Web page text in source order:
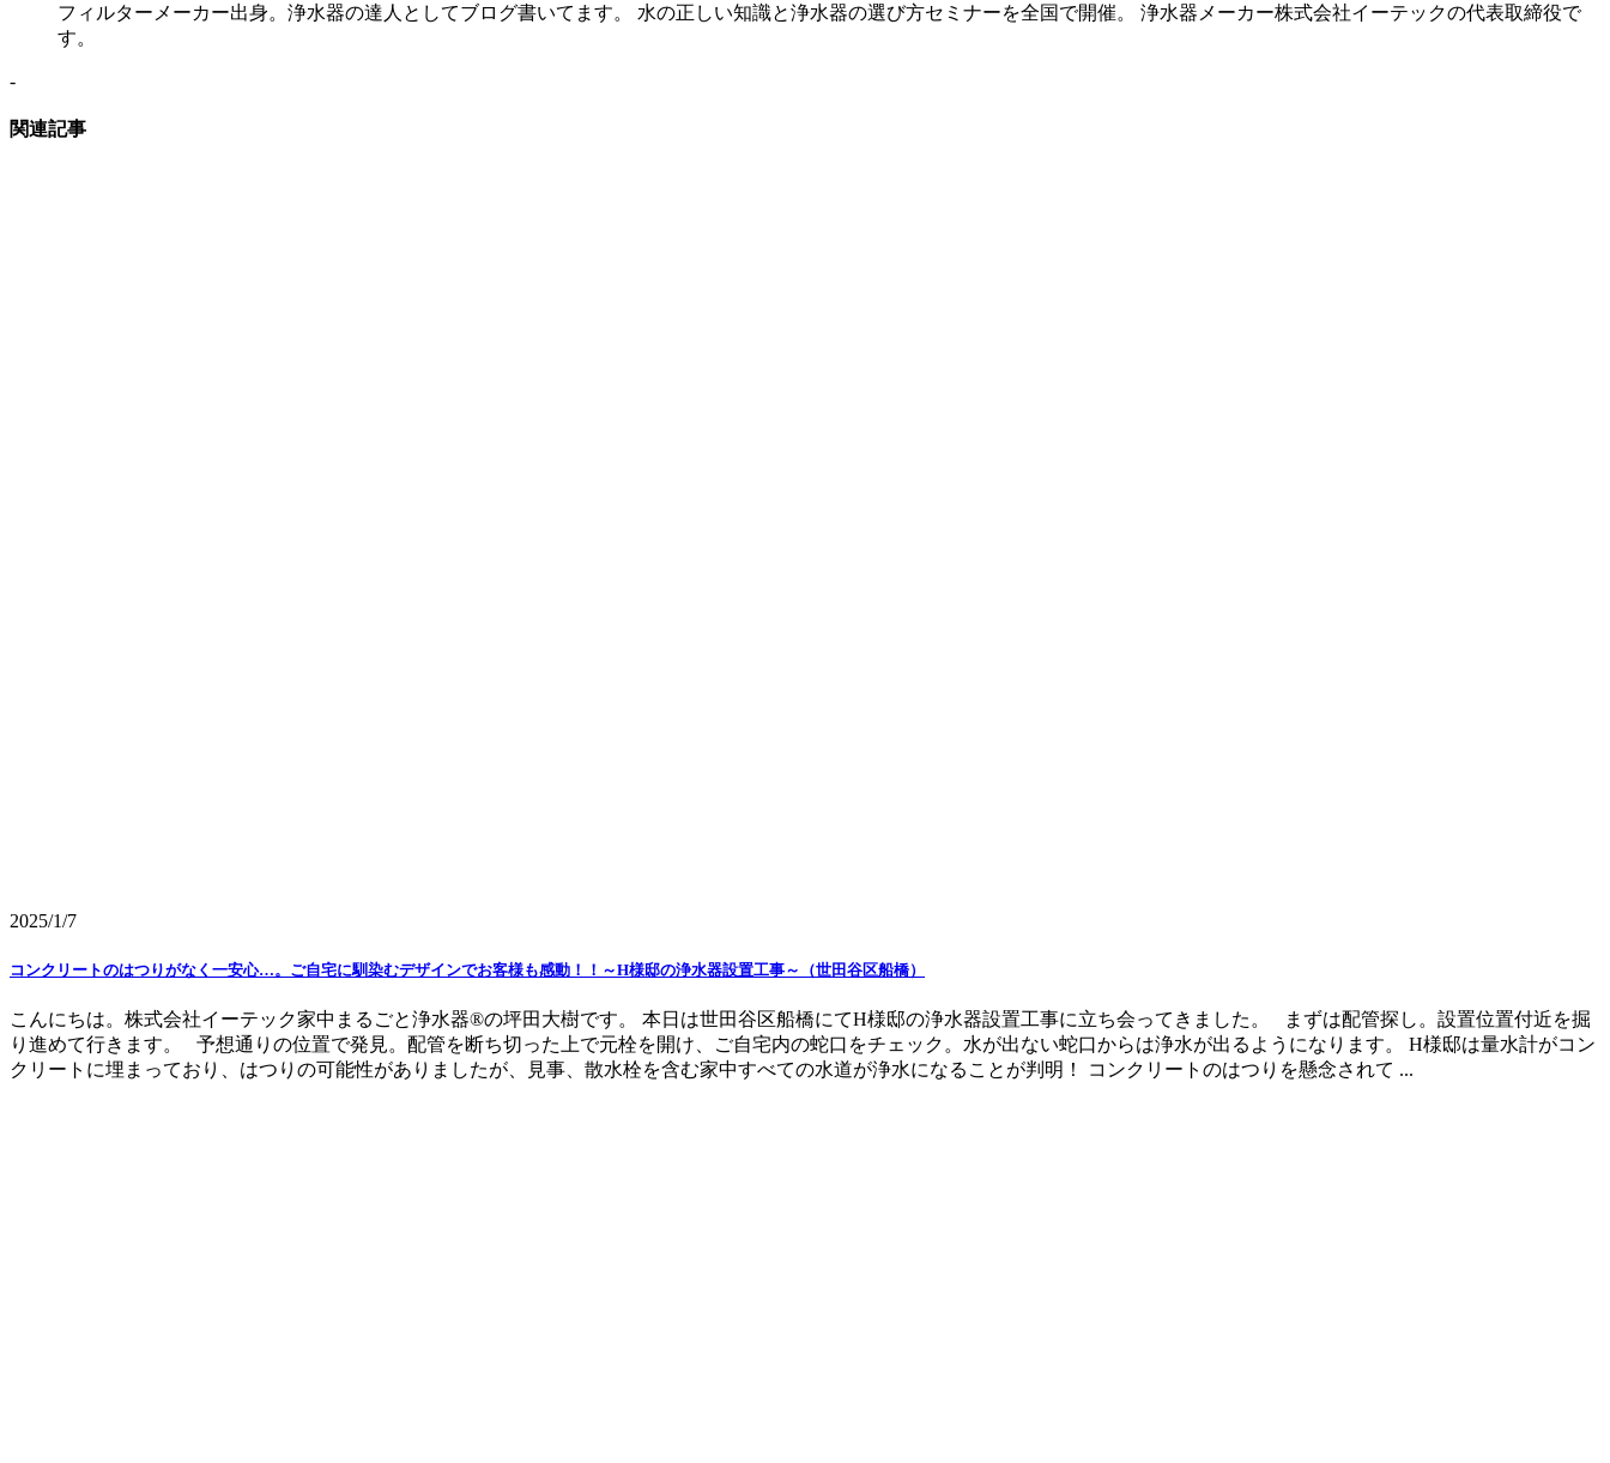
フィルターメーカー出身。浄水器の達人としてブログ書いてます。 水の正しい知識と浄水器の選び方セミナーを全国で開催。 浄水器メーカー株式会社イーテックの代表取締役で
す。
-
関連記事
2025/1/7
コンクリートのはつりがなく一安心…。ご自宅に馴染むデザインでお客様も感動！！～H様邸の浄水器設置工事～（世田谷区船橋）
こんにちは。株式会社イーテック家中まるごと浄水器®の坪田大樹です。 本日は世田谷区船橋にてH様邸の浄水器設置工事に立ち会ってきました。 まずは配管探し。設置位置付近を掘
り進めて行きます。 予想通りの位置で発見。配管を断ち切った上で元栓を開け、ご自宅内の蛇口をチェック。水が出ない蛇口からは浄水が出るようになります。 H様邸は量水計がコン
クリートに埋まっており、はつりの可能性がありましたが、見事、散水栓を含む家中すべての水道が浄水になることが判明！ コンクリートのはつりを懸念されて ...